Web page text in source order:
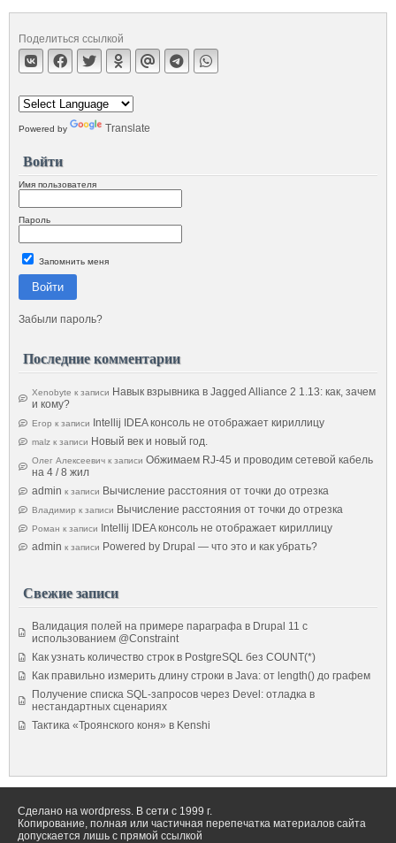
Поделиться ссылкой
Powered by Translate
Войти
Имя пользователя
Пароль
Запомнить меня
Войти
Забыли пароль?
Последние комментарии
Xenobyte к записи Навык взрывника в Jagged Alliance 2 1.13: как, зачем
и кому?
Егор к записи Intellij IDEA консоль не отображает кириллицу
malz к записи Новый век и новый год.
Олег Алексеевич к записи Обжимаем RJ-45 и проводим сетевой кабель
на 4 / 8 жил
admin к записи Вычисление расстояния от точки до отрезка
Владимир к записи Вычисление расстояния от точки до отрезка
Роман к записи Intellij IDEA консоль не отображает кириллицу
admin к записи Powered by Drupal — что это и как убрать?
Свежие записи
Валидация полей на примере параграфа в Drupal 11 с
использованием @Constraint
Как узнать количество строк в PostgreSQL без COUNT(*)
Как правильно измерить длину строки в Java: от length() до графем
Получение списка SQL-запросов через Devel: отладка в
нестандартных сценариях
Тактика «Троянского коня» в Kenshi
Сделано на wordpress. В сети с 1999 г.
Копирование, полная или частичная перепечатка материалов сайта
допускается лишь с прямой ссылкой